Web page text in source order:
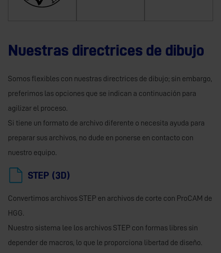
Nuestras directrices de dibujo
Somos flexibles con nuestras directrices de dibujo; sin embargo,
preferimos las opciones que se indican a continuación para
agilizar el proceso.
Si tiene un formato de archivo diferente o necesita ayuda para
preparar sus archivos, no dude en ponerse en contacto con
nuestro equipo.
STEP (3D)
Convertimos archivos STEP en archivos de corte con ProCAM de
HGG.
Nuestro sistema lee los archivos STEP con formas libres sin
depender de macros, lo que le proporciona libertad de diseño.